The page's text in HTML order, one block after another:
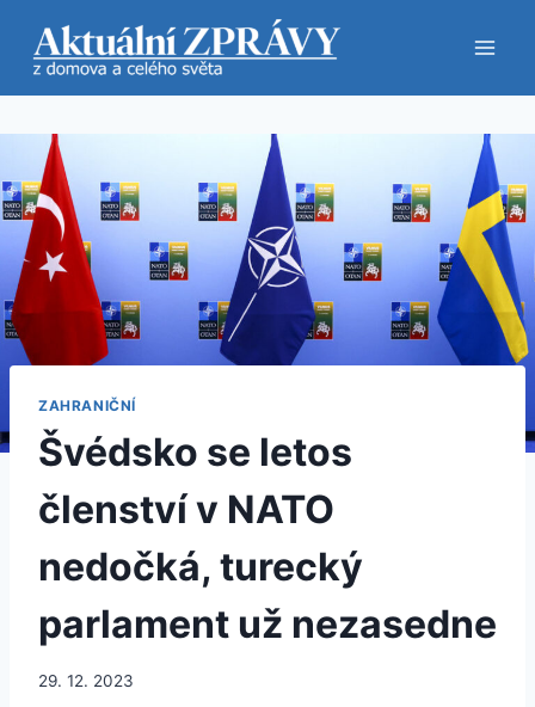
obsah
ZAHRANIČNÍ
Švédsko se letos
členství v NATO
nedočká, turecký
parlament už nezasedne
29. 12. 2023